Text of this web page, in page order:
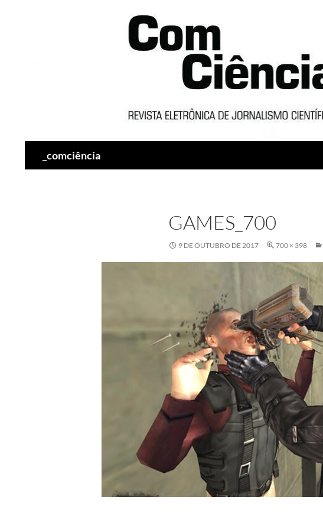
_comciência
GAMES_700
9 DE OUTUBRO DE 2017 700 × 398